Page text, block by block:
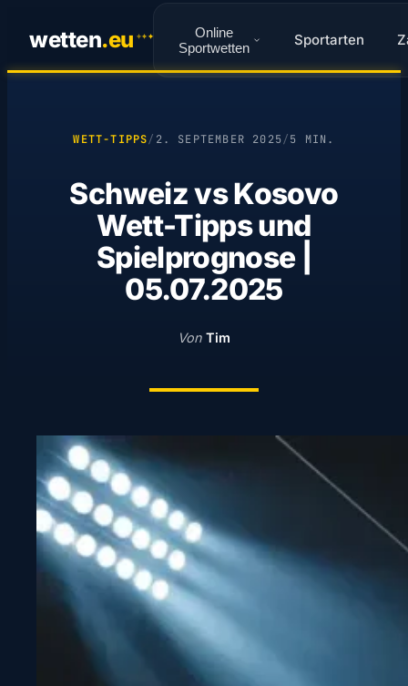
wetten.eu ✦✦ ✦
Online
Sportwetten
Sportarten
WETT-TIPPS/ 2. SEPTEMBER 2025/5 MIN.
Schweiz vs Kosovo
Wett-Tipps und
Spielprognose |
05.07.2025
Von Tim